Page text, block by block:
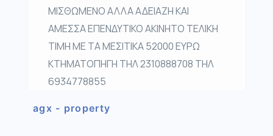
ΜΙΣΘΩΜΕΝΟ ΑΛΛΑ ΑΔΕΙΑΖΗ ΚΑΙ
ΑΜΕΣΣΑ ΕΠΕΝΔΥΤΙΚΟ ΑΚΙΝΗΤΟ ΤΕΛΙΚΗ
ΤΙΜΗ ΜΕ ΤΑ ΜΕΣΙΤΙΚΑ 52000 ΕΥΡΩ
ΚΤΗΜΑΤΟΠΗΓΗ ΤΗΛ 2310888708 ΤΗΛ
6934778855
agx - property